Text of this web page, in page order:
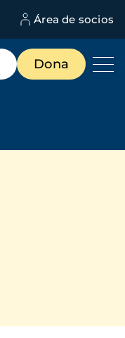
Área de socios
Dona